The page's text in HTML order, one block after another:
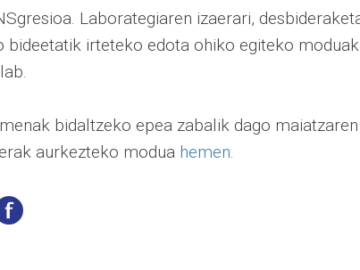
Laborategiaren izaerari,
bideetatik irteteko edota ohiko egiteko
bidaltzeko epea zabalik dago
aurkezteko modua hemen.